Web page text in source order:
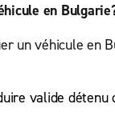
en
un véhicule en
valide détenu